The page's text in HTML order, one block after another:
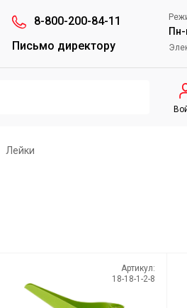
8-800-200-84-11
Письмо директору
Пн-
Лейки
Артикул:
18-18-1-2-8